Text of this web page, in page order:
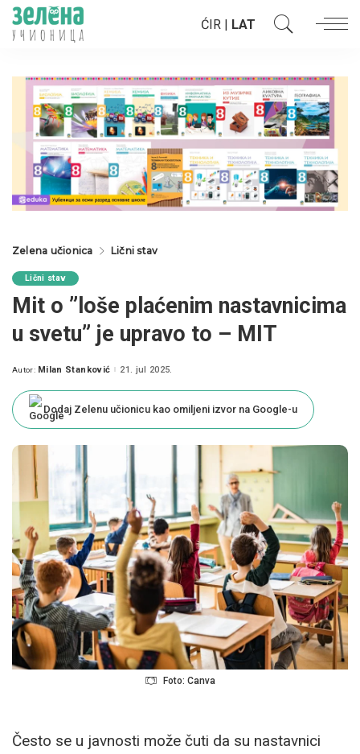
ĆIR | LAT
Zelena učionica Lični stav
Lični stav
Mit o ”loše plaćenim nastavnicima
u svetu” je upravo to – MIT
Posted
Autor: Milan Stanković 21. jul 2025.
Dodaj Zelenu učionicu kao omiljeni izvor na Google-u
Foto: Canva
Često se u javnosti može čuti da su nastavnici